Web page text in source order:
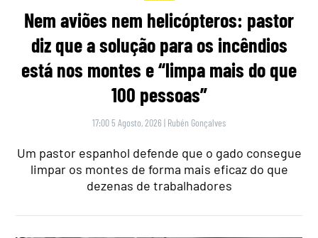
Nem aviões nem helicópteros: pastor
diz que a solução para os incêndios
está nos montes e “limpa mais do que
100 pessoas”
17:00 5 Agosto, 2026 | Rubén Gonçalves
Um pastor espanhol defende que o gado consegue
limpar os montes de forma mais eficaz do que
dezenas de trabalhadores